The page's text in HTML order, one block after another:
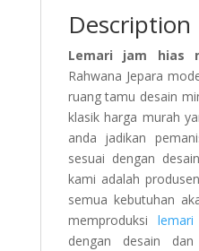
Description
Lemari jam hias
Rahwana Jepara
ruang tamu desain
klasik harga murah
anda jadikan
sesuai dengan
kami adalah
semua kebutuhan
memproduksi
dengan desain